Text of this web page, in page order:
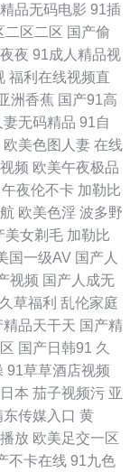
区 国内精品第一页
影院 男女午夜视频
人妻中文AV不卡专
线观看免费入口 日
片 国产精品久久久
成人网站 欧美日韩
久爱成人 免费版在
日韩视频欧美在线
成人免费观看网 三
人阁婷婷 麻豆传媒
产精品精品 亚洲欧
品无码电影 91插
二区二区 国产偷
夜 91成人精品视
福利在线视频直
洲香蕉 国产91高
妻无码精品 91自
欧美色图人妻 在线
频 欧美午夜极品
午夜伦不卡 加勒比
欧美色淫 波多野
美女剃毛 加勒比
国一级AV 国产人
视频 国产人成无
久草福利 乱伦家庭
精品天干天 国产精
国产日韩91 久
91草草酒店视频
本 茄子视频污 亚
东传媒入口 黄
放 欧美足交一区
不卡在线 91九色